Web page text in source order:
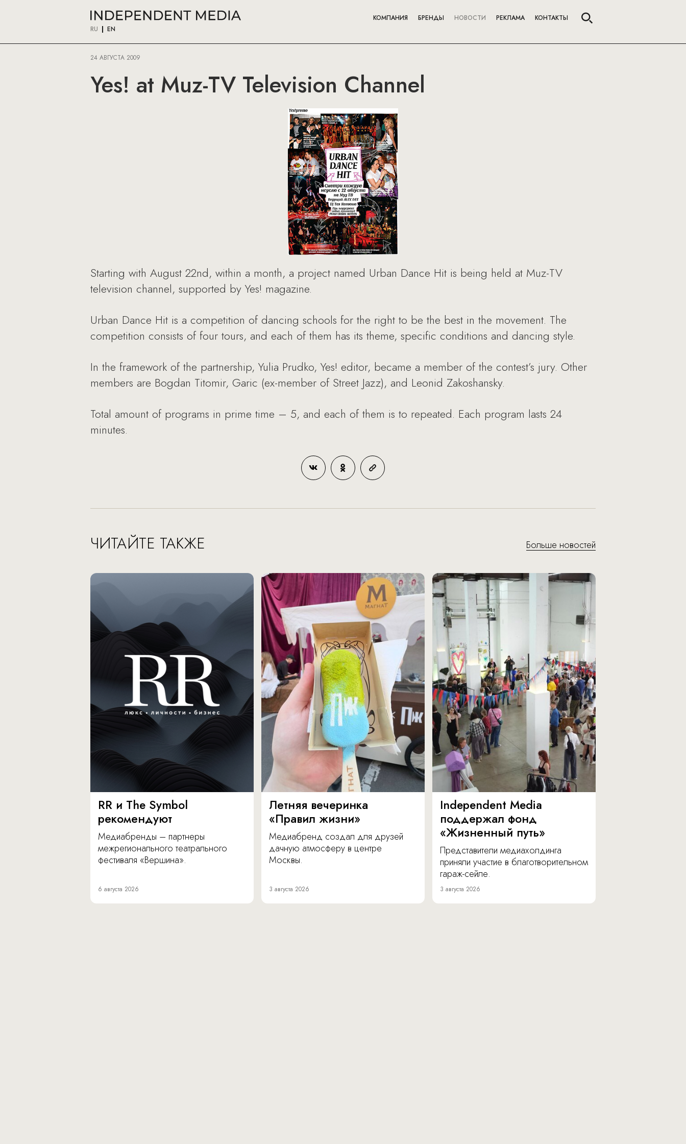
RU EN
КОМПАНИЯ БРЕНДЫ НОВОСТИ РЕКЛАМА КОНТАКТЫ
24 АВГУСТА 2009
Yes! at Muz-TV Television Channel
Starting with August 22nd, within a month, a project named Urban Dance Hit is being held at Muz-TV
television channel, supported by Yes! magazine.
Urban Dance Hit is a competition of dancing schools for the right to be the best in the movement. The
competition consists of four tours, and each of them has its theme, specific conditions and dancing style.
In the framework of the partnership, Yulia Prudko, Yes! editor, became a member of the contest’s jury. Other
members are Bogdan Titomir, Garic (ex-member of Street Jazz), and Leonid Zakoshansky.
Total amount of programs in prime time – 5, and each of them is to repeated. Each program lasts 24
minutes.
ЧИТАЙТЕ ТАКЖЕ Больше новостей
RR и The Symbol
рекомендуют
Медиабренды – партнеры
межрегионального театрального
фестиваля «Вершина».
6 августа 2026
Летняя вечеринка
«Правил жизни»
Медиабренд создал для друзей
дачную атмосферу в центре
Москвы.
3 августа 2026
Independent Media
поддержал фонд
«Жизненный путь»
Представители медиахолдинга
приняли участие в благотворительном
гараж-сейле.
3 августа 2026